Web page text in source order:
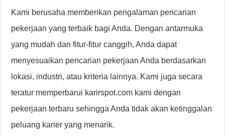
Kami berusaha memberikan pengalaman pencarian
pekerjaan yang terbaik bagi Anda. Dengan antarmuka
yang mudah dan fitur-fitur canggih, Anda dapat
menyesuaikan pencarian pekerjaan Anda berdasarkan
lokasi, industri, atau kriteria lainnya. Kami juga secara
teratur memperbarui karirspot.com kami dengan
pekerjaan terbaru sehingga Anda tidak akan ketinggalan
peluang karier yang menarik.